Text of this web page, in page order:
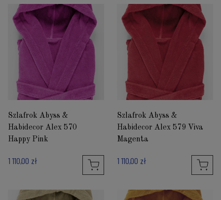
Szlafrok Abyss &
Habidecor Alex 570
Happy Pink
1 110,00 zł
Szlafrok Abyss &
Habidecor Alex 579 Viva
Magenta
1 110,00 zł